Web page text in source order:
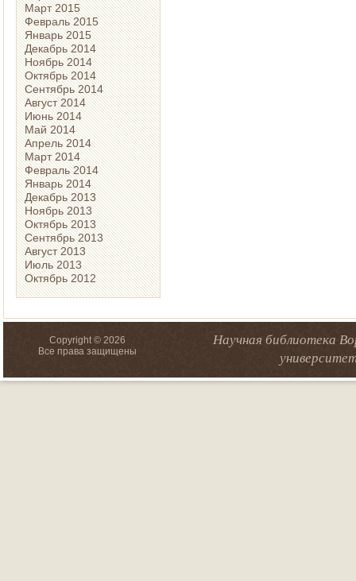
Март 2015
Февраль 2015
Январь 2015
Декабрь 2014
Ноябрь 2014
Октябрь 2014
Сентябрь 2014
Август 2014
Июнь 2014
Май 2014
Апрель 2014
Март 2014
Февраль 2014
Январь 2014
Декабрь 2013
Ноябрь 2013
Октябрь 2013
Сентябрь 2013
Август 2013
Июль 2013
Октябрь 2012
Copyright © 2026
Все права защищены
Научная библиотека